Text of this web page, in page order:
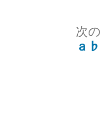
次
ａ